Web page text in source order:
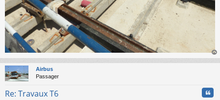
au
Airbus
Passager
Re: Travaux T6